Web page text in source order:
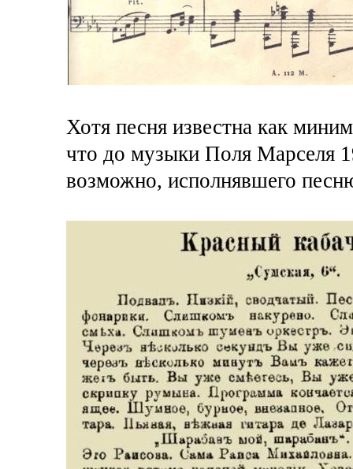
Хотя песня известна как
что до музыки Поля Марселя
возможно, исполнявшего